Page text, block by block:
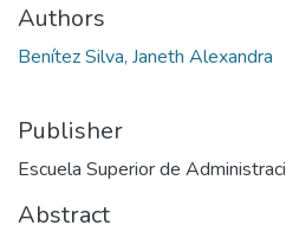
Authors
Benítez Silva, Janeth Alexandra
Publisher
Escuela Superior de
Abstract